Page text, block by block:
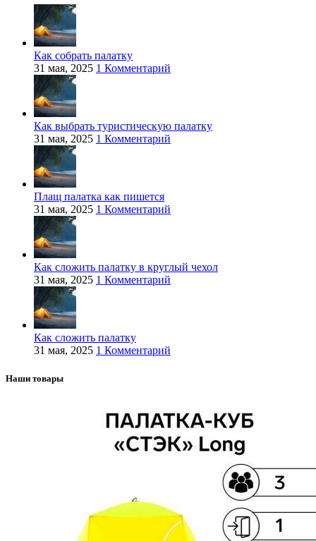
Как собрать палатку
31 мая, 2025 1 Комментарий
Как выбрать туристическую палатку
31 мая, 2025 1 Комментарий
Плащ палатка как пишется
31 мая, 2025 1 Комментарий
Как сложить палатку в круглый чехол
31 мая, 2025 1 Комментарий
Как сложить палатку
31 мая, 2025 1 Комментарий
Наши товары